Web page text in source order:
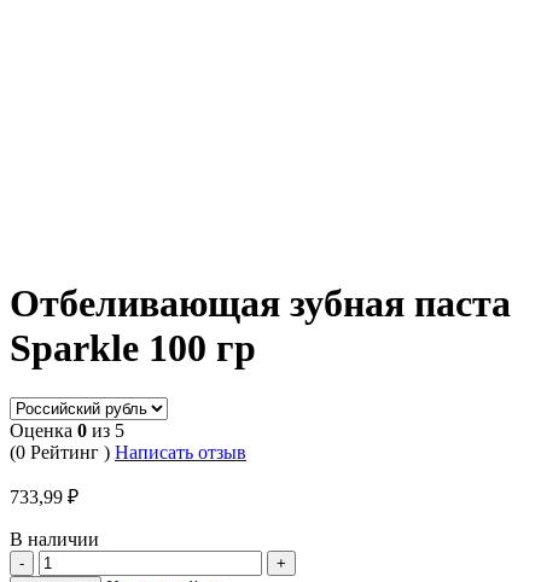
Отбеливающая зубная паста
Sparkle 100 гр
Оценка 0 из 5
(0 Рейтинг ) Написать отзыв
733,99 ₽
В наличии